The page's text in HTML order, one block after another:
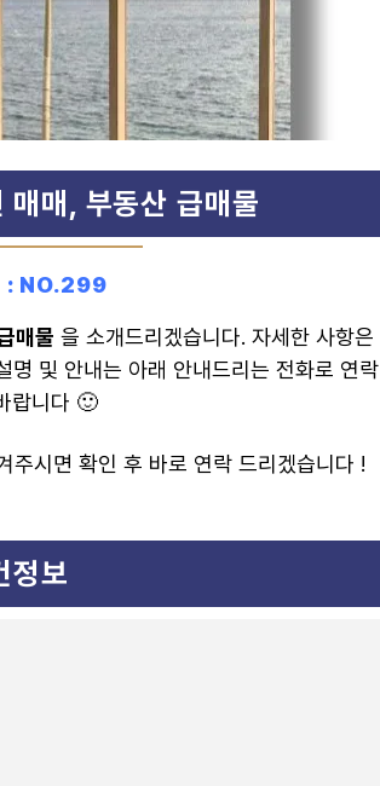
매, 부동산 급매물
: NO.299
매물 을 소개드리겠습니다.자세한 사항은
명 및 안내는 아래 안내드리는 전화로 연락
랍니다 🙂
주시면 확인 후 바로 연락 드리겠습니다 !
정보